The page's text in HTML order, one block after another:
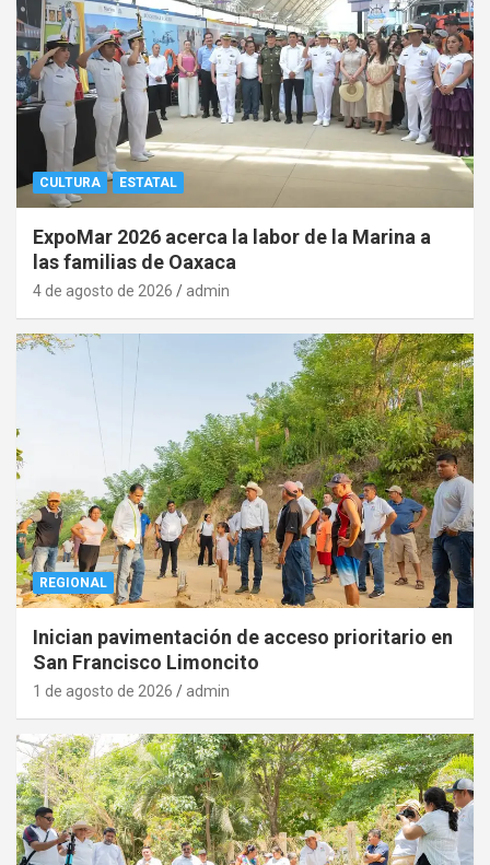
CULTURA ESTATAL
ExpoMar 2026 acerca la labor de la Marina a
las familias de Oaxaca
4 de agosto de 2026 admin
REGIONAL
Inician pavimentación de acceso prioritario en
San Francisco Limoncito
1 de agosto de 2026 admin